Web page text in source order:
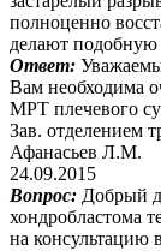
полноценно
делают
Ответ:
Вам необходима
МРТ плечевого
Зав. отделением
Афанасьев Л.М.
24.09.2015
Вопрос: Добрый
хондробластома
на консультацию